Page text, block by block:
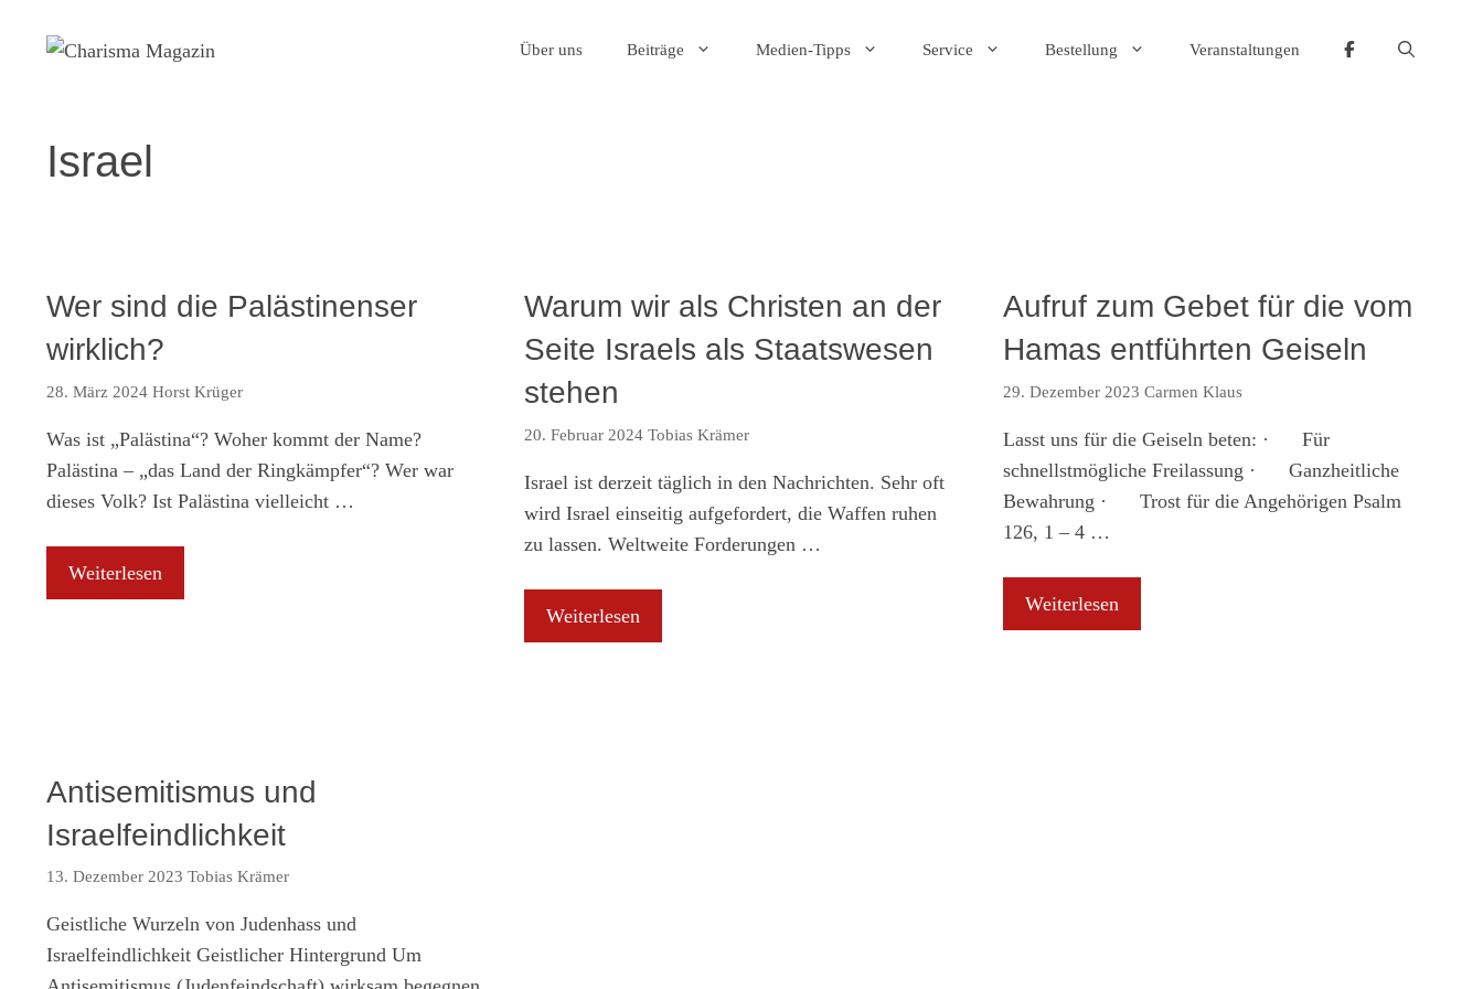
Über uns Beiträge Medien-Tipps Service Bestellung Veranstaltungen
Israel
Wer sind die Palästinenser
wirklich?
28. März 2024 Horst Krüger
Was ist „Palästina“? Woher kommt der Name?
Palästina – „das Land der Ringkämpfer“? Wer war
dieses Volk? Ist Palästina vielleicht …
Weiterlesen
Warum wir als Christen an der
Seite Israels als Staatswesen
stehen
20. Februar 2024 Tobias Krämer
Israel ist derzeit täglich in den Nachrichten. Sehr oft
wird Israel einseitig aufgefordert, die Waffen ruhen
zu lassen. Weltweite Forderungen …
Weiterlesen
Aufruf zum Gebet für die vom
Hamas entführten Geiseln
29. Dezember 2023 Carmen Klaus
Lasst uns für die Geiseln beten: · Für
schnellstmögliche Freilassung · Ganzheitliche
Bewahrung · Trost für die Angehörigen Psalm
126, 1 – 4 …
Weiterlesen
Antisemitismus und
Israelfeindlichkeit
13. Dezember 2023 Tobias Krämer
Geistliche Wurzeln von Judenhass und
Israelfeindlichkeit Geistlicher Hintergrund Um